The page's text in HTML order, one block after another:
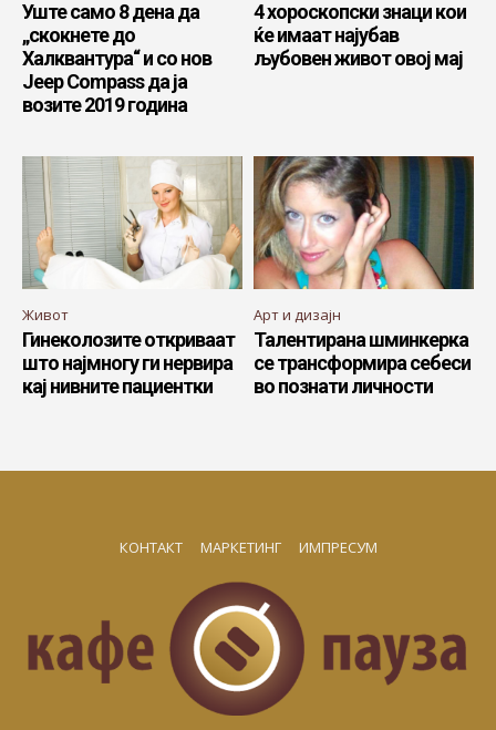
Уште само 8 дена дa
„скокнете до
Халквантура“ и со нов
Jeep Compass да ја
возите 2019 година
4 хороскопски знаци кои
ќе имаат најубав
љубовен живот овој мај
Живот
Гинеколозите откриваат
што најмногу ги нервира
кај нивните пациентки
Арт и дизајн
Талентирана шминкерка
се трансформира себеси
во познати личности
КОНТАКТ МАРКЕТИНГ ИМПРЕСУМ